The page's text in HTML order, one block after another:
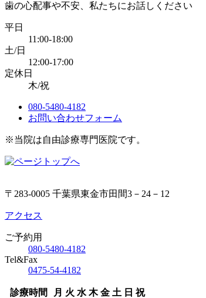
歯の心配事や不安、私たちにお話しください
平日
11:00-18:00
土/日
12:00-17:00
定休日
木/祝
080-5480-4182
お問い合わせフォーム
※当院は自由診療専門医院です。
〒283-0005 千葉県東金市田間3－24－12
アクセス
ご予約用
080-5480-4182
Tel&Fax
0475-54-4182
診療時間 月 火 水 木 金 土 日 祝